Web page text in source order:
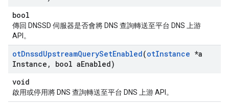
bool
傳回 DNSSD 伺服器是否會將 DNS 查詢轉送至平台 DNS 上游
API。
otDnssdUpstreamQuerySetEnabled(otInstance *a
Instance , bool aEnabled)
void
啟用或停用將 DNS 查詢轉送至平台 DNS 上游 API。